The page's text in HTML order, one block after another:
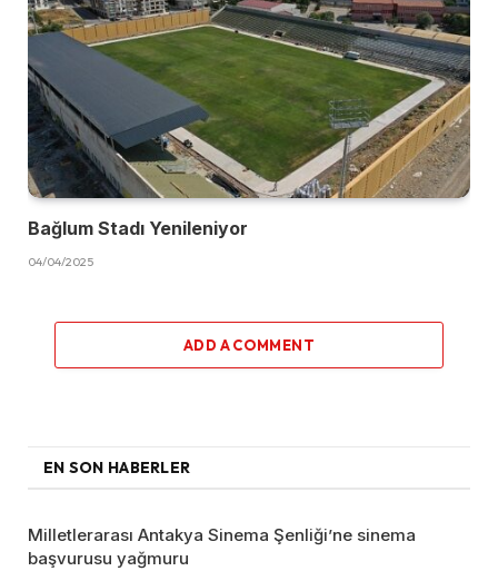
Bağlum Stadı Yenileniyor
04/04/2025
ADD A COMMENT
EN SON HABERLER
Milletlerarası Antakya Sinema Şenliği’ne sinema
başvurusu yağmuru